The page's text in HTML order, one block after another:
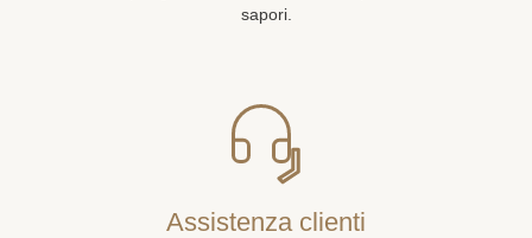
sapori.
Assistenza clienti